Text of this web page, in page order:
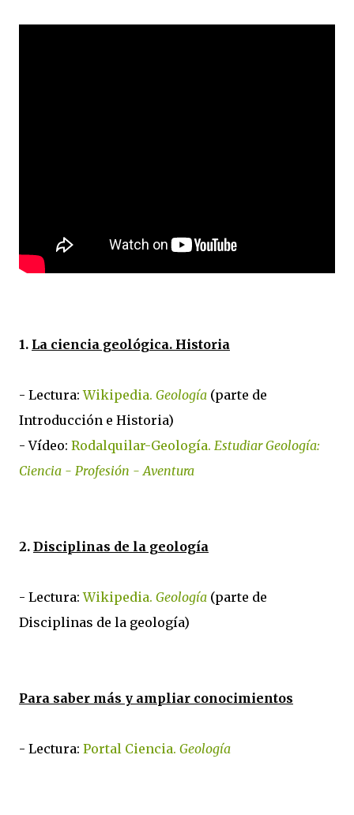
1. La ciencia geológica. Historia
- Lectura:Wikipedia. Geología (parte de
Introducción e Historia)
- Vídeo: Rodalquilar-Geología. Estudiar Geología:
Ciencia - Profesión - Aventura
2. Disciplinas de la geología
- Lectura:Wikipedia. Geología (parte de
Disciplinas de la geología)
Para saber más y ampliar conocimientos
- Lectura: Portal Ciencia. Geología